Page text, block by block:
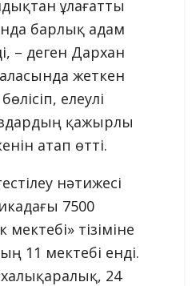
ұлағатты
барлық адам
– деген Дархан
жеткен
елеулі
қажырлы
атап өтті.
нәтижесі
7500
мектебі» тізіміне
11 мектебі енді.
24